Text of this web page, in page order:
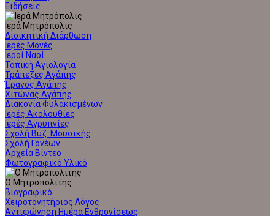
Ειδήσεις
Ιερά Μητρόπολις
Διοικητική Διάρθωση
Ιερές Μονές
Ιεροί Ναοί
Τοπική Αγιολογία
Τράπεζες Αγάπης
Έρανος Αγάπης
Χιτώνας Αγάπης
Διακονία Φυλακισμένων
Ιερές Ακολουθίες
Ιερές Αγρυπνίες
Σχολή Βυζ. Μουσικής
Σχολή Γονέων
Αρχεία Βίντεο
Φωτογραφικό Υλικό
Ο Μητροπολίτης
Βιογραφικό
Χειροτονητήριος Λόγος
Αντιφώνηση Ημέρα Ενθρονίσεως